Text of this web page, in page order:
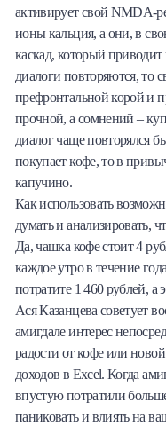
активирует свой NMDA-
ионы кальция, а они, в
каскад, который
диалоги повторяются, то
префронтальной корой и
прочной, а сомнений –
диалог чаще повторялся
покупает кофе, то в
капучино.
Как использовать
думать и анализировать,
Да, чашка кофе стоит 4
каждое утро в течение
потратите 1 460 рублей, а
Ася Казанцева советует
амигдале интерес
радости от кофе или
доходов в Excel. Когда
впустую потратили
паниковать и влиять на